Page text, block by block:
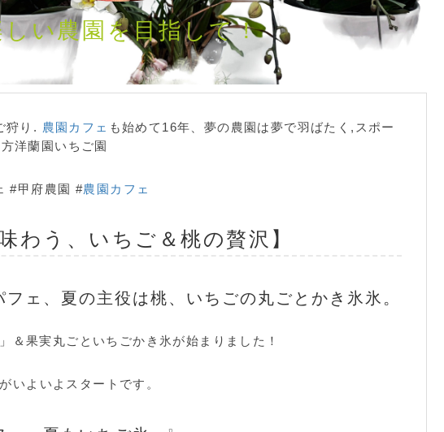
しい農園を目指して！
狩り. 農園カフェ も始めて16年、夢の農園は夢で羽ばたく,スポー
洋蘭園いちご園
#甲府農園 #農園カフェ
わう、いちご＆桃の贅沢】
フェ、夏の主役は桃、いちごの丸ごとかき氷氷。
＆果実丸ごといちごかき氷が始まりました！
がいよいよスタートです。